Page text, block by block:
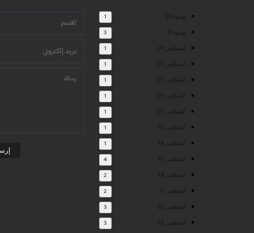
يوليو 30 1
يوليو 31 3
أغسطس 01 1
أغسطس 02 1
أغسطس 03 1
أغسطس 05 1
أغسطس 07 1
أغسطس 10 1
أغسطس 14 1
أغسطس 17 4
أغسطس 18 2
أغسطس 21 2
أغسطس 22 3
أغسطس 23 3